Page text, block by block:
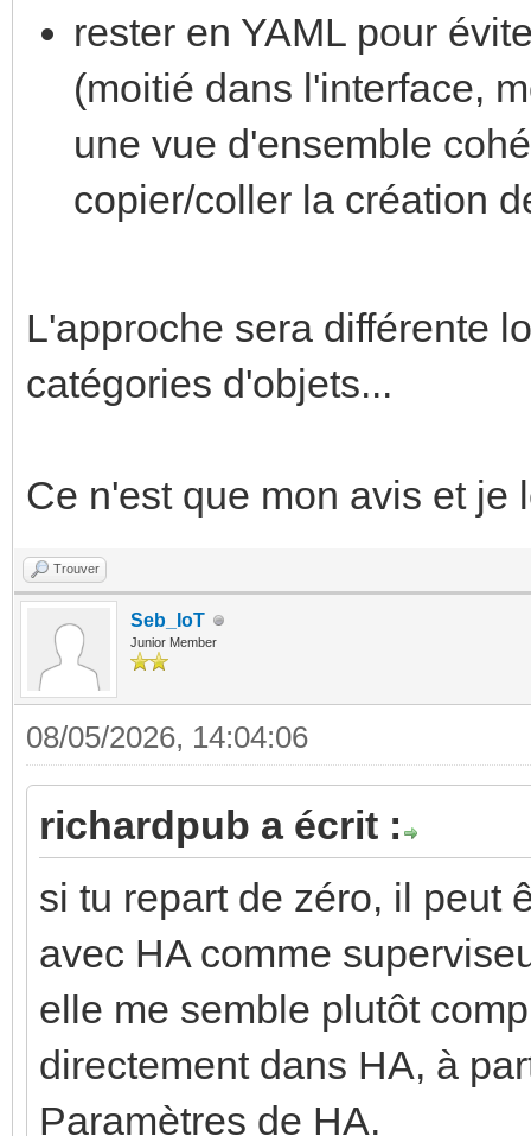
rester en YAML pour
(moitié dans l'interface,
une vue d'ensemble
copier/coller la création
L'approche sera différente
catégories d'objets...
Ce n'est que mon avis et
Trouver
Seb_IoT
Junior Member
08/05/2026, 14:04:06
richardpub a écrit :
si tu repart de zéro, il peut
avec HA comme
elle me semble plutôt
directement dans HA, à
Paramètres de HA.